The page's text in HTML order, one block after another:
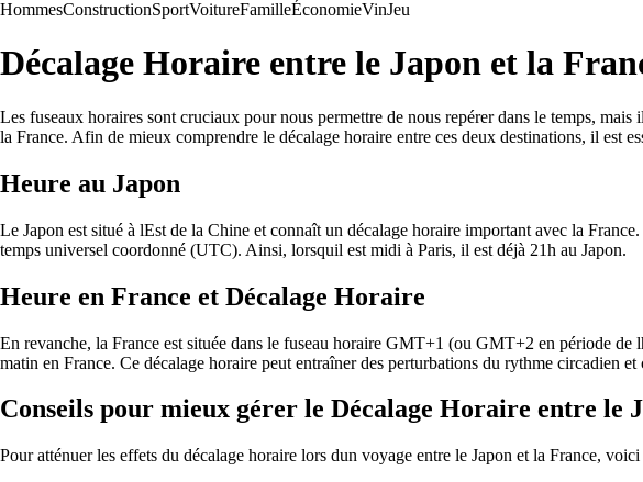
HommesConstructionSportVoitureFamilleÉconomieVinJeu
Décalage Horaire entre le Japon et la
Les fuseaux horaires sont cruciaux pour nous permettre de nous repérer dans le temps,
la France. Afin de mieux comprendre le décalage horaire entre ces deux destinations, il est
Heure au Japon
Le Japon est situé à lEst de la Chine et connaît un décalage horaire important avec la
temps universel coordonné (UTC). Ainsi, lorsquil est midi à Paris, il est déjà 21h au Japon.
Heure en France et Décalage Horaire
En revanche, la France est située dans le fuseau horaire GMT+1 (ou GMT+2 en période
matin en France. Ce décalage horaire peut entraîner des perturbations du rythme circadien
Conseils pour mieux gérer le Décalage Horaire entre le
Pour atténuer les effets du décalage horaire lors dun voyage entre le Japon et la France,